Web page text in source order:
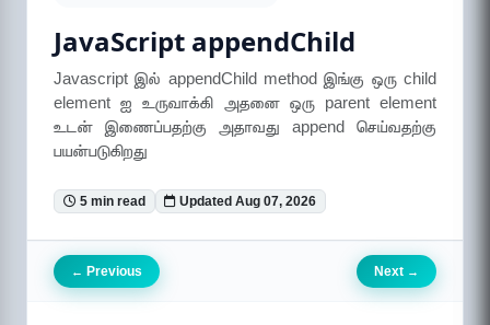
JavaScript appendChild
Javascript இல் appendChild method இங்கு ஒரு child
element ஐ உருவாக்கி அதனை ஒரு parent element
உடன் இணைப்பதற்கு அதாவது append செய்வதற்கு
பயன்படுகிறது
5 min read Updated Aug 07, 2026
← Previous Next →